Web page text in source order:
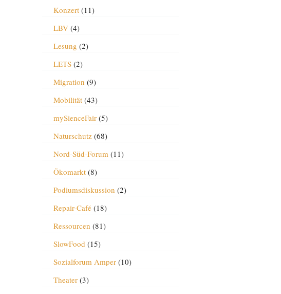
Konzert(11)
LBV(4)
Lesung (2)
LETS(2)
Migration (9)
Mobilität(43)
mySienceFair(5)
Naturschutz(68)
Nord-Süd-Forum(11)
Ökomarkt(8)
Podiumsdiskussion (2)
Repair-Café(18)
Ressourcen (81)
SlowFood (15)
Sozialforum Amper(10)
Theater(3)